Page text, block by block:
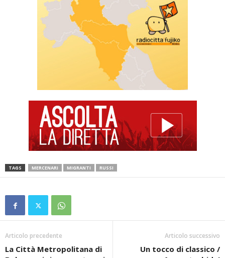
TAGS MERCENARI MIGRANTI RUSSI
Articolo precedente
La Città Metropolitana di
Articolo successivo
Un tocco di classico /